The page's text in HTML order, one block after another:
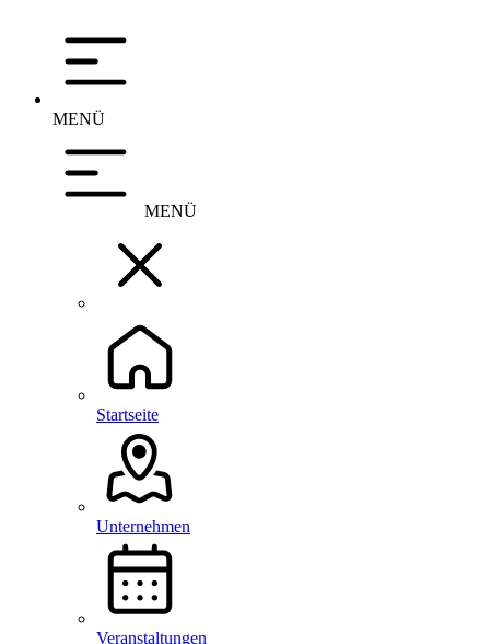
MENÜ
MENÜ
Startseite
Unternehmen
Veranstaltungen